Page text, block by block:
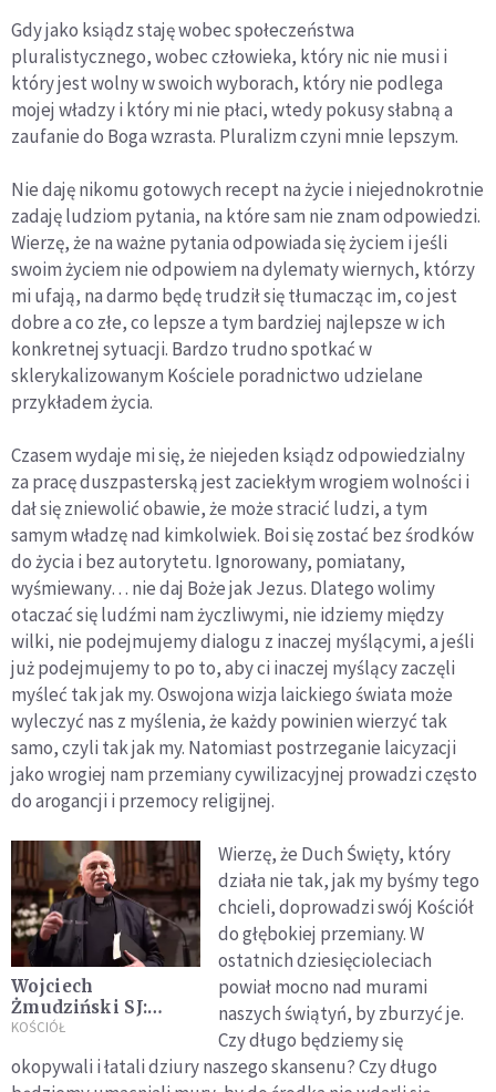
Gdy jako ksiądz staję wobec społeczeństwa
pluralistycznego, wobec człowieka, który nic nie musi i
który jest wolny w swoich wyborach, który nie podlega
mojej władzy i który mi nie płaci, wtedy pokusy słabną a
zaufanie do Boga wzrasta. Pluralizm czyni mnie lepszym.
Nie daję nikomu gotowych recept na życie i niejednokrotnie
zadaję ludziom pytania, na które sam nie znam odpowiedzi.
Wierzę, że na ważne pytania odpowiada się życiem i jeśli
swoim życiem nie odpowiem na dylematy wiernych, którzy
mi ufają, na darmo będę trudził się tłumacząc im, co jest
dobre a co złe, co lepsze a tym bardziej najlepsze w ich
konkretnej sytuacji. Bardzo trudno spotkać w
sklerykalizowanym Kościele poradnictwo udzielane
przykładem życia.
Czasem wydaje mi się, że niejeden ksiądz odpowiedzialny
za pracę duszpasterską jest zaciekłym wrogiem wolności i
dał się zniewolić obawie, że może stracić ludzi, a tym
samym władzę nad kimkolwiek. Boi się zostać bez środków
do życia i bez autorytetu. Ignorowany, pomiatany,
wyśmiewany… nie daj Boże jak Jezus. Dlatego wolimy
otaczać się ludźmi nam życzliwymi, nie idziemy między
wilki, nie podejmujemy dialogu z inaczej myślącymi, a jeśli
już podejmujemy to po to, aby ci inaczej myślący zaczęli
myśleć tak jak my. Oswojona wizja laickiego świata może
wyleczyć nas z myślenia, że każdy powinien wierzyć tak
samo, czyli tak jak my. Natomiast postrzeganie laicyzacji
jako wrogiej nam przemiany cywilizacyjnej prowadzi często
do arogancji i przemocy religijnej.
Wojciech
Żmudziński SJ:
Franciszek pragnie,
na świat, naprawiał
KOŚCIÓŁ
Wierzę, że Duch Święty, który
działa nie tak, jak my byśmy tego
chcieli, doprowadzi swój Kościół
do głębokiej przemiany. W
ostatnich dziesięcioleciach
powiał mocno nad murami
naszych świątyń, by zburzyć je.
Czy długo będziemy się
okopywali i łatali dziury naszego skansenu? Czy długo